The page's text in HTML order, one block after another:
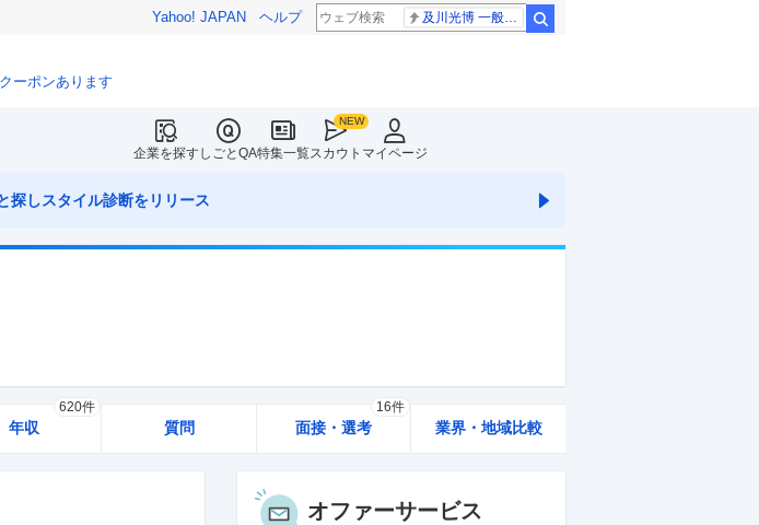
Yahoo! JAPAN ヘルプ
ーポンあります
企業を探すしごとQA特集一覧スカウト マイページ
探しスタイル診断をリリース
年収
620件
質問 面接・選考
16件
業界・地域比較
オファーサービス